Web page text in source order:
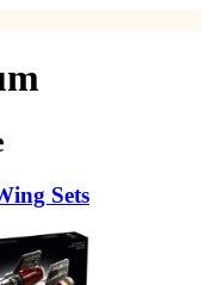
Sets